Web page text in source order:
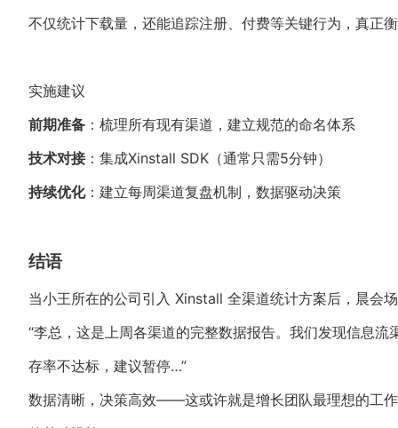
不仅统计下载量，还能追踪注册、付费等关键行为，真正
实施建议
前期准备 ：梳理所有现有渠道，建立规范的命名体系
技术对接：集成Xinstall SDK（通常只需5分钟）
持续优化：建立每周渠道复盘机制，数据驱动决策
结语
当小王所在的公司引入 Xinstall 全渠道统计方案后，晨会
“李总，这是上周各渠道的完整数据报告。我们发现信息
存率不达标，建议暂停…”
数据清晰，决策高效——这或许就是增长团队最理想的工